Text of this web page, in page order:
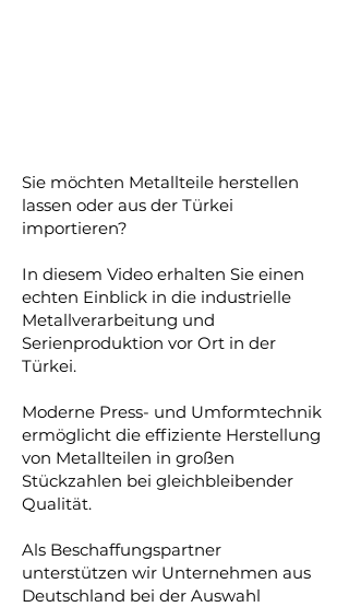
Sie möchten Metallteile herstellen
lassen oder aus der Türkei
importieren?
In diesem Video erhalten Sie einen
echten Einblick in die industrielle
Metallverarbeitung und
Serienproduktion vor Ort in der
Türkei.
Moderne Press- und Umformtechnik
ermöglicht die effiziente Herstellung
von Metallteilen in großen
Stückzahlen bei gleichbleibender
Qualität.
Als Beschaffungspartner
unterstützen wir Unternehmen aus
Deutschland bei der Auswahl